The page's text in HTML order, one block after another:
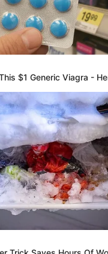
$1 Generic Viagra -